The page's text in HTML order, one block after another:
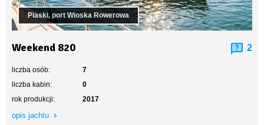
Piaski, port Wioska Rowerowa
Weekend 820 2
liczba osób:
7
liczba kabin:
0
rok produkcji:
2017
opis jachtu